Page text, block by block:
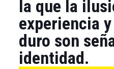
la que la
experiencia
duro son
identidad.